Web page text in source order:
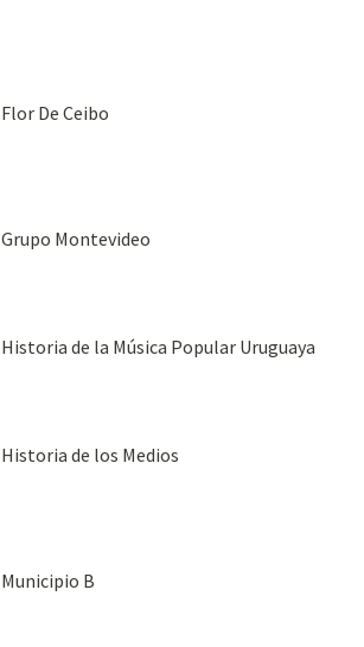
Flor De Ceibo
Grupo Montevideo
Historia de la Música Popular Uruguaya
Historia de los Medios
Municipio B